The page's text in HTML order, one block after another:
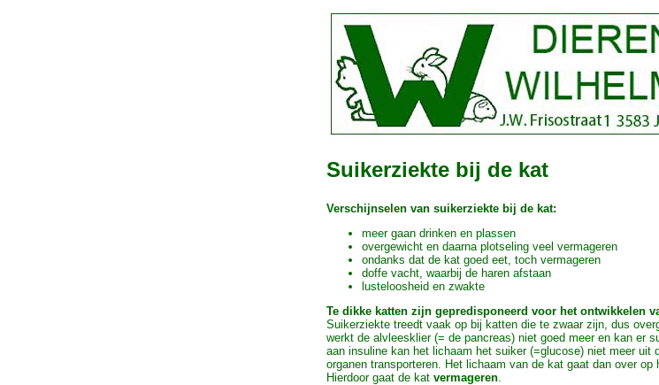
Suikerziekte bij de kat
Verschijnselen van suikerziekte bij de kat:
meer gaan drinken en plassen
overgewicht en daarna plotseling veel vermageren
ondanks dat de kat goed eet, toch vermageren
doffe vacht, waarbij de haren afstaan
lusteloosheid en zwakte
Te dikke katten zijn gepredisponeerd voor het ontwikkelen
Suikerziekte treedt vaak op bij katten die te zwaar zijn, dus
werkt de alvleesklier (= de pancreas) niet goed meer en kan er
aan insuline kan het lichaam het suiker (=glucose) niet meer uit
organen transporteren. Het lichaam van de kat gaat dan over op
Hierdoor gaat de kat vermageren